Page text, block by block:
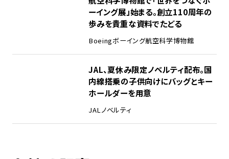
ーイング展」始まる。創立110周年の
歩みを貴重な資料でたどる
Boeingボーイング航空科学博物館
JAL、夏休み限定ノベルティ配布。国
内線搭乗の子供向けにバッグとキー
ホールダーを用意
JALノベルティ